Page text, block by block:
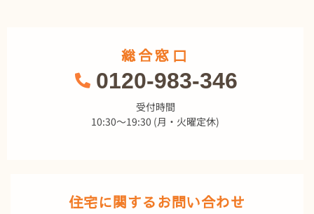
総合窓口
0120-983-346
受付時間
10:30～19:30 (月・火曜定休)
住宅に関するお問い合わせ